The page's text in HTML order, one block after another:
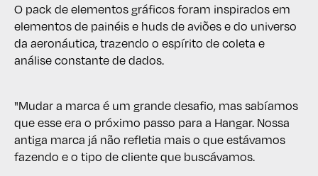
O pack de elementos gráficos foram inspirados em
elementos de painéis e huds de aviões e do universo
da aeronáutica, trazendo o espírito de coleta e
análise constante de dados.
"Mudar a marca é um grande desafio, mas sabíamos
que esse era o próximo passo para a Hangar. Nossa
antiga marca já não refletia mais o que estávamos
fazendo e o tipo de cliente que buscávamos.